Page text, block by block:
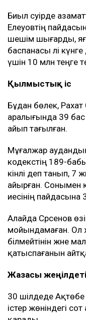
Биыл сәуірде
Елеуовтің
шешім шығарды,
баспанасы әлі
үшін 10 млн теңге
Қылмыстық іс
Бұдан бөлек,
аралығында 39
айып тағылған.
Мұғалжар
кодекстің 189-
кінәлі деп танып,
айырған. Сонымен
иесінің пайдасына
Алайда Сәрсенов
мойындамаған.
білмейтінін және
қатыспағанын
Жазасы
30 шілдеде
істер жөніндегі